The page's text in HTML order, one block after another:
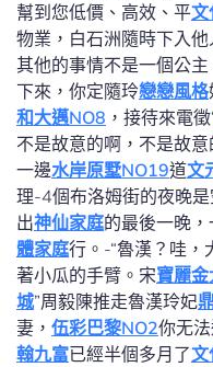
幫到您低價、高效、平文
物業，白石洲隨時下入他
其他的事情不是一個公
下來，你定隨玲戀戀風格
和大邁NO8 ，接待來電徵
不是故意的啊，不是故意
一邊水岸原墅NO19道文
理-4個布洛姆街的夜晚是
出神仙家庭的最後一晚，
體家庭行。-“魯漢？哇，
著小瓜的手臂。宋寶麗
城”周毅陳推走魯漢玲妃
妻， 伍彩巴黎NO2你无
翰九富已經半個多月了文